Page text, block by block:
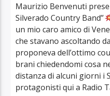
Maurizio Benvenuti
Silverado Country Band”
un mio caro amico di
che stavano ascoltando
proponeva dell’ottimo
brani chiedendomi cosa
distanza di alcuni giorni i
protagonisti qui a Radio